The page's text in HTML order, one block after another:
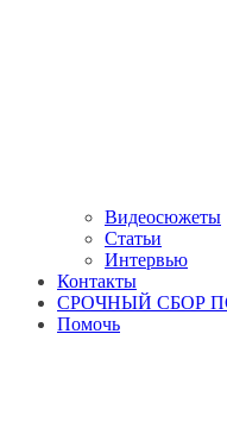
Видеосюжеты
Статьи
Интервью
Контакты
СРОЧНЫЙ СБОР
Помочь